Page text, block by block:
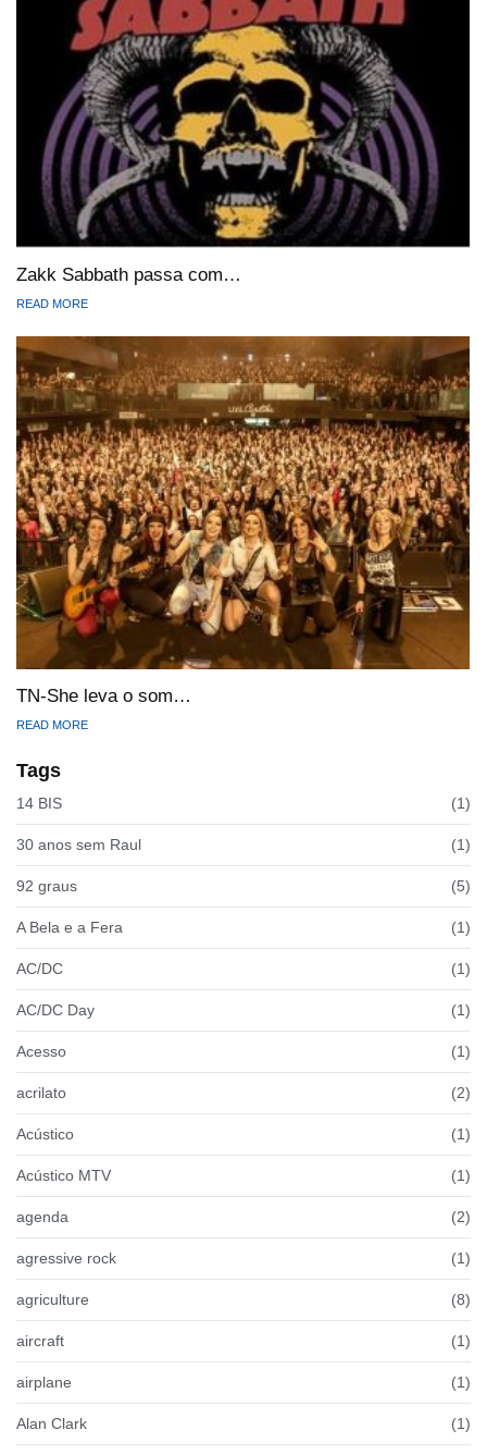
Zakk Sabbath passa com…
READ MORE
TN-She leva o som…
READ MORE
Tags
14 BIS (1)
30 anos sem Raul (1)
92 graus (5)
A Bela e a Fera (1)
AC/DC (1)
AC/DC Day (1)
Acesso (1)
acrilato (2)
Acústico (1)
Acústico MTV (1)
agenda (2)
agressive rock (1)
agriculture (8)
aircraft (1)
airplane (1)
Alan Clark (1)